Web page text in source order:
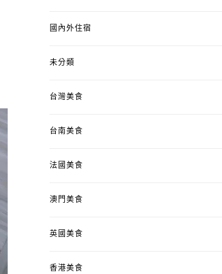
國內外住宿
未分類
台灣美食
台南美食
法國美食
澳門美食
英國美食
香港美食